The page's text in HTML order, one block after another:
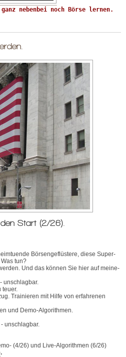
Start (2/26).
Börsengeflüstere, diese Super-
tun?
Und das können Sie hier auf meine-
unschlagbar.
teuer.
Trainieren mit Hilfe von erfahrenen
und Demo-Algorithmen.
unschlagbar.
(4/26) und Live-Algorithmen (6/26)
.